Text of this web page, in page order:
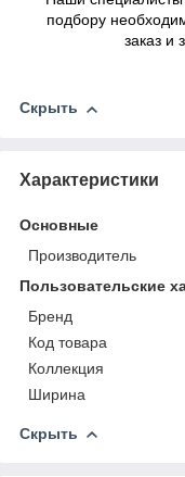
подбору
заказ и
Скрыть
Характеристики
Основные
Производитель
Пользовательские
Бренд
Код товара
Коллекция
Ширина
Скрыть